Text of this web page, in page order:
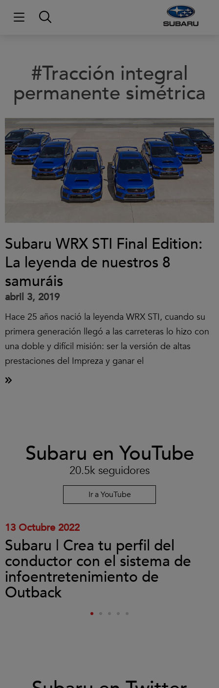
#Tracción integral
permanente simétrica
Subaru WRX STI Final Edition:
La leyenda de nuestros 8
samuráis
abril 3, 2019
Hace 25 años nació la leyenda WRX STI, cuando su
primera generación llegó a las carreteras lo hizo con
una doble y difícil misión: ser la versión de altas
prestaciones del Impreza y ganar el
Subaru en YouTube
20.5k seguidores
Ir a YouTube
aceptar
13 Octubre 2022
Subaru | Crea tu perfil del
conductor con el sistema de
infoentretenimiento de
Outback